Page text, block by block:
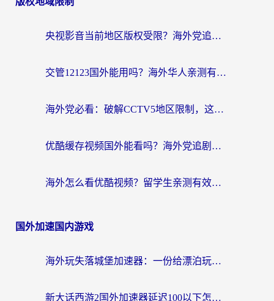
央视影音当前地区版权受限？海外党追剧看片的终极解决方案来了
交管12123国外能用吗？海外华人亲测有效的回国加速器选择指南
海外党必看：破解CCTV5地区限制，这样看欧洲杯奥运直播才够爽！
优酷缓存视频国外能看吗？海外党追剧看片的终极解决方案来了
海外怎么看优酷视频？留学生亲测有效的回国加速器选择指南
国外加速国内游戏
海外玩失落城堡加速器：一份给漂泊玩家的网络自救指南
新大话西游2国外加速器延迟100以下怎么办？海外党实测有效的低延迟指南